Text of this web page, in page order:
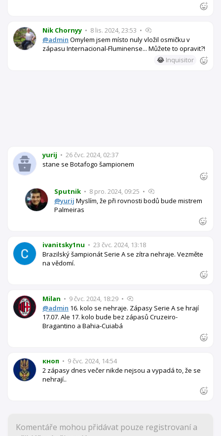
Nik Chornyy • 8 lis. 2024, 23:53 •
@admin Omylem jsem místo nuly vložil osmičku v
zápasu Internacional-Fluminense... Můžete to opravit?!
😂 Inquisitor
yurij • 26 čvc. 2024, 02:37
stane se Botafogo šampionem
Sputnik • 8 pro. 2024, 09:25 •
@yurij Myslím, že při rovnosti bodů bude mistrem
Palmeiras
ivanitsky1nu • 23 čvc. 2024, 13:18
Brazilský šampionát Serie A se zítra nehraje. Vezměte
na vědomí.
Milan • 9 čvc. 2024, 18:29 •
@admin 16. kolo se nehraje. Zápasy Serie A se hrají
17.07. Ale 17. kolo bude bez zápasů Cruzeiro-
Bragantino a Bahia-Cuiabá
кноп • 9 čvc. 2024, 14:54
2 zápasy dnes večer nikde nejsou a vypadá to, že se
nehrají..